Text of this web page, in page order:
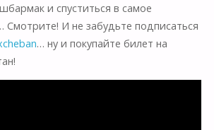
и спуститься в самое
Смотрите! И не забудьте подписаться
… ну и покупайте билет на